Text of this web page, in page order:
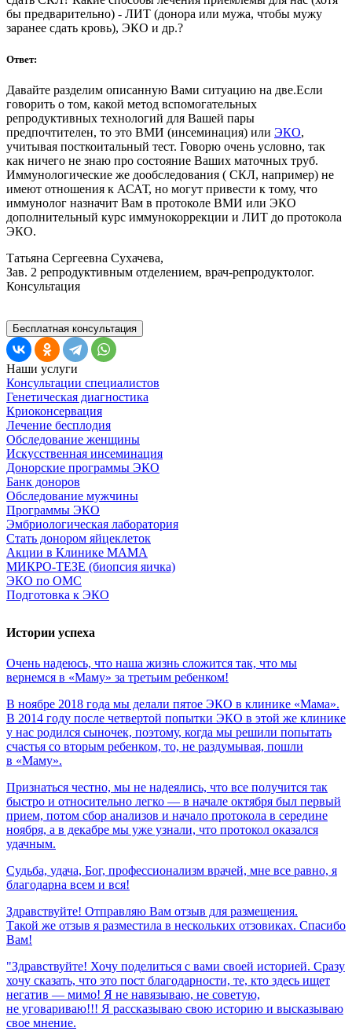
бы предварительно) - ЛИТ (донора или мужа, чтобы мужу
заранее сдать кровь), ЭКО и др.?
Ответ:
Давайте разделим описанную Вами ситуацию на две.Если
говорить о том, какой метод вспомогательных
репродуктивных технологий для Вашей пары
предпочтителен, то это ВМИ (инсеминация) или ЭКО,
учитывая посткоитальный тест. Говорю очень условно, так
как ничего не знаю про состояние Ваших маточных труб.
Иммунологические же дообследования ( СКЛ, например) не
имеют отношения к АСАТ, но могут привести к тому, что
иммунолог назначит Вам в протоколе ВМИ или ЭКО
дополнительный курс иммунокоррекции и ЛИТ до протокола
ЭКО.
Татьяна Сергеевна Сухачева,
Зав. 2 репродуктивным отделением, врач-репродуктолог.
Консультация
Бесплатная консультация
Наши услуги
Консультации специалистов
Генетическая диагностика
Криоконсервация
Лечение бесплодия
Обследование женщины
Искусственная инсеминация
Донорские программы ЭКО
Банк доноров
Обследование мужчины
Программы ЭКО
Эмбриологическая лаборатория
Стать донором яйцеклеток
Акции в Клинике МАМА
МИКРО-ТЕЗЕ (биопсия яичка)
ЭКО по ОМС
Подготовка к ЭКО
Истории успеха
Очень надеюсь, что наша жизнь сложится так, что мы
вернемся в «Маму» за третьим ребенком!
В ноябре 2018 года мы делали пятое ЭКО в клинике «Мама».
В 2014 году после четвертой попытки ЭКО в этой же клинике
у нас родился сыночек, поэтому, когда мы решили попытать
счастья со вторым ребенком, то, не раздумывая, пошли
в «Маму».
Признаться честно, мы не надеялись, что все получится так
быстро и относительно легко — в начале октября был первый
прием, потом сбор анализов и начало протокола в середине
ноября, а в декабре мы уже узнали, что протокол оказался
удачным.
Судьба, удача, Бог, профессионализм врачей, мне все равно, я
благодарна всем и вся!
Здравствуйте! Отправляю Вам отзыв для размещения.
Такой же отзыв я разместила в нескольких отзовиках. Спасибо
Вам!
"Здравствуйте! Хочу поделиться с вами своей историей. Сразу
хочу сказать, что это пост благодарности, те, кто здесь ищет
негатив — мимо! Я не навязываю, не советую,
не уговариваю!!! Я рассказываю свою историю и высказываю
свое мнение.